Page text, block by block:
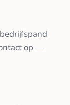
op —